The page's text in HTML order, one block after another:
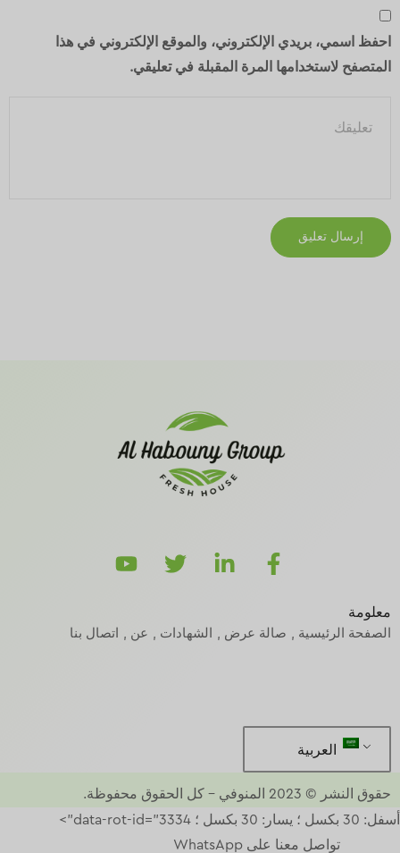
احفظ اسمي، بريدي الإلكتروني، والموقع الإلكتروني في هذا
المتصفح لاستخدامها المرة المقبلة في تعليقي.
معلومة
الصفحة الرئيسية صالة عرض الشهادات عن اتصال بنا
العربية
حقوق النشر © 2023 المنوفي – كل الحقوق محفوظة.
أسفل: 30 بكسل ؛ يسار: 30 بكسل ؛ data-rot-id="3334">
تواصل معنا على WhatsApp